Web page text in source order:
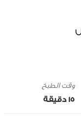
وقت الطبخ
15 ‎دقيقة